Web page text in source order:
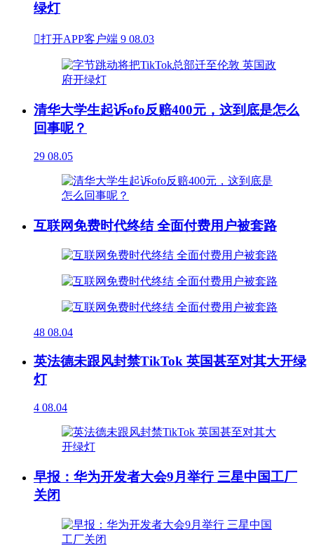
绿灯
打开APP客户端 9 08.03
清华大学生起诉ofo反赔400元，这到底是怎么
回事呢？
29 08.05
互联网免费时代终结 全面付费用户被套路
48 08.04
英法德未跟风封禁TikTok 英国甚至对其大开绿
灯
4 08.04
早报：华为开发者大会9月举行 三星中国工厂
关闭